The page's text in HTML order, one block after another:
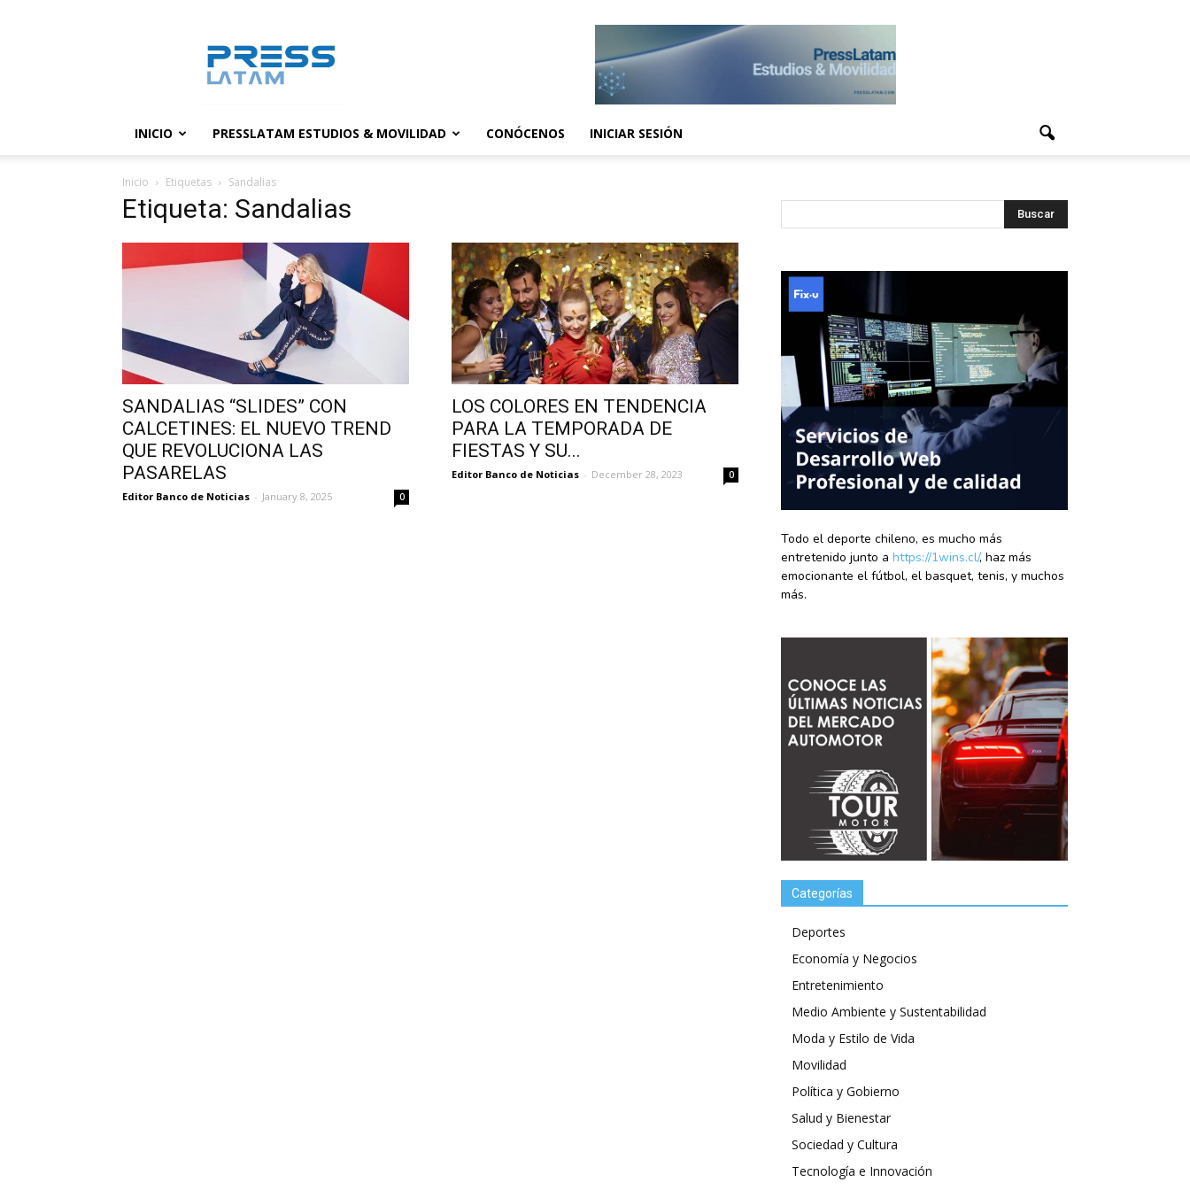
noticias
INICIO PRESSLATAM ESTUDIOS & MOVILIDAD CONÓCENOS INICIAR SESIÓN
Inicio Etiquetas Sandalias
Etiqueta: Sandalias
SANDALIAS “SLIDES” CON
CALCETINES: EL NUEVO TREND
QUE REVOLUCIONA LAS
PASARELAS
Editor Banco de Noticias - January 8, 2025 0
LOS COLORES EN TENDENCIA
PARA LA TEMPORADA DE
FIESTAS Y SU...
Editor Banco de Noticias - December 28, 2023 0
Todo el deporte chileno, es mucho más
entretenido junto a https://1wins.cl/, haz más
emocionante el fútbol, el basquet, tenis, y muchos
más.
Categorías
Deportes
Economía y Negocios
Entretenimiento
Medio Ambiente y Sustentabilidad
Moda y Estilo de Vida
Movilidad
Política y Gobierno
Salud y Bienestar
Sociedad y Cultura
Tecnología e Innovación